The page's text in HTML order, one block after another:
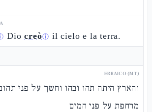
Diocreòⓘ il cielo e la terra.
EBRAICO (MT)
והארץ היתה תהו ובהו וחשך על פני
מרחפת על פני המים